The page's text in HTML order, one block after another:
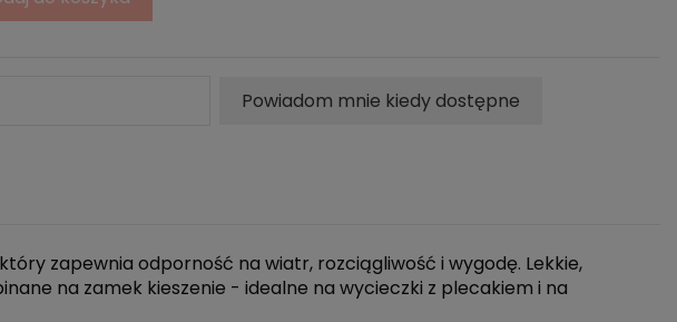
Powiadom mnie kiedy dostępne
zapewnia odporność na wiatr, rozciągliwość i wygodę. Lekkie,
na zamek kieszenie - idealne na wycieczki z plecakiem i na